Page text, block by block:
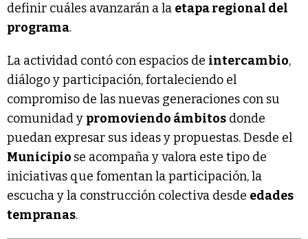
definir cuáles avanzarán a la etapa regional del
programa.
La actividad contó con espacios de intercambio,
diálogo y participación, fortaleciendo el
compromiso de las nuevas generaciones con su
comunidad y promoviendo ámbitos donde
puedan expresar sus ideas y propuestas. Desde el
Municipio se acompaña y valora este tipo de
iniciativas que fomentan la participación, la
escucha y la construcción colectiva desde edades
tempranas.